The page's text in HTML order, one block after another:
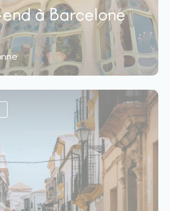
à Barcelone